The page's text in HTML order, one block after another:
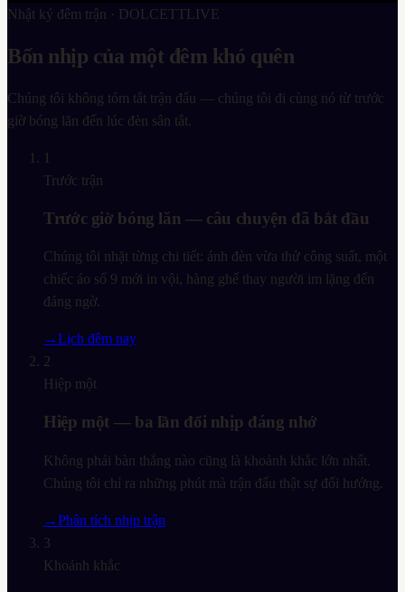
Nhật ký đêm trận · DOLCETTLIVE
Bốn nhịp của một đêm khó quên
Chúng tôi không tóm tắt trận đấu — chúng tôi đi cùng nó từ trước
giờ bóng lăn đến lúc đèn sân tắt.
1
Trước trận
Trước giờ bóng lăn — câu chuyện đã bắt đầu
Chúng tôi nhặt từng chi tiết: ánh đèn vừa thử công suất, một
chiếc áo số 9 mới in vội, hàng ghế thay người im lặng đến
đáng ngờ.
→Lịch đêm nay
2
Hiệp một
Hiệp một — ba lần đổi nhịp đáng nhớ
Không phải bàn thắng nào cũng là khoảnh khắc lớn nhất.
Chúng tôi chỉ ra những phút mà trận đấu thật sự đổi hướng.
→Phân tích nhịp trận
3
Khoảnh khắc